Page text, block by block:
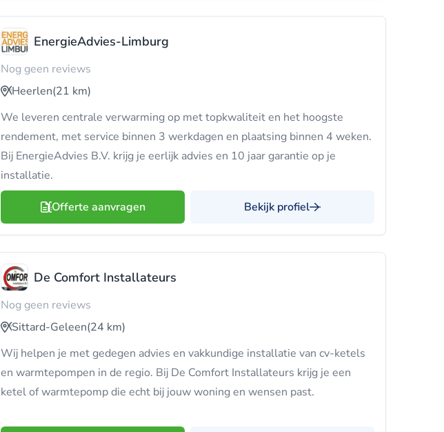
EnergieAdvies-Limburg
Nog geen reviews
Heerlen(21 km)
We leveren centrale verwarming op met topkwaliteit en het hoogste
rendement, met service binnen 3 werkdagen en plaatsing binnen 4 weken.
Bij EnergieAdvies B.V. krijg je eerlijk advies en 10 jaar garantie op je
installatie.
Offerte aanvragen Bekijk profiel
De Comfort Installateurs
Nog geen reviews
Sittard-Geleen(24 km)
Wij helpen je met gedegen advies en vakkundige installatie van cv-ketels
en warmtepompen in de regio. Bij De Comfort Installateurs krijg je een
ketel of warmtepomp die echt bij jouw woning en wensen past.